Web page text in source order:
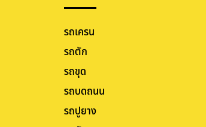
รถเครน
รถตัก
รถขุด
รถบดถนน
รถปูยาง